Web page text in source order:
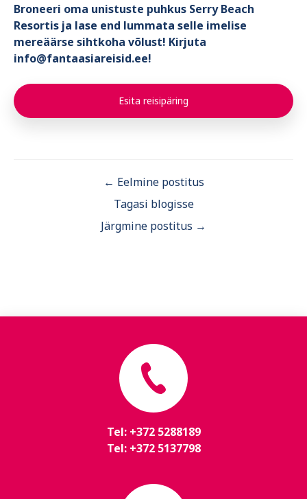
Broneeri oma unistuste puhkus Serry Beach
Resortis ja lase end lummata selle imelise
mereäärse sihtkoha võlust! Kirjuta
info@fantaasiareisid.ee!
Esita reisipäring
← Eelmine postitus
Tagasi blogisse
Järgmine postitus →
Tel: +372 5288189
Tel: +372 5137798